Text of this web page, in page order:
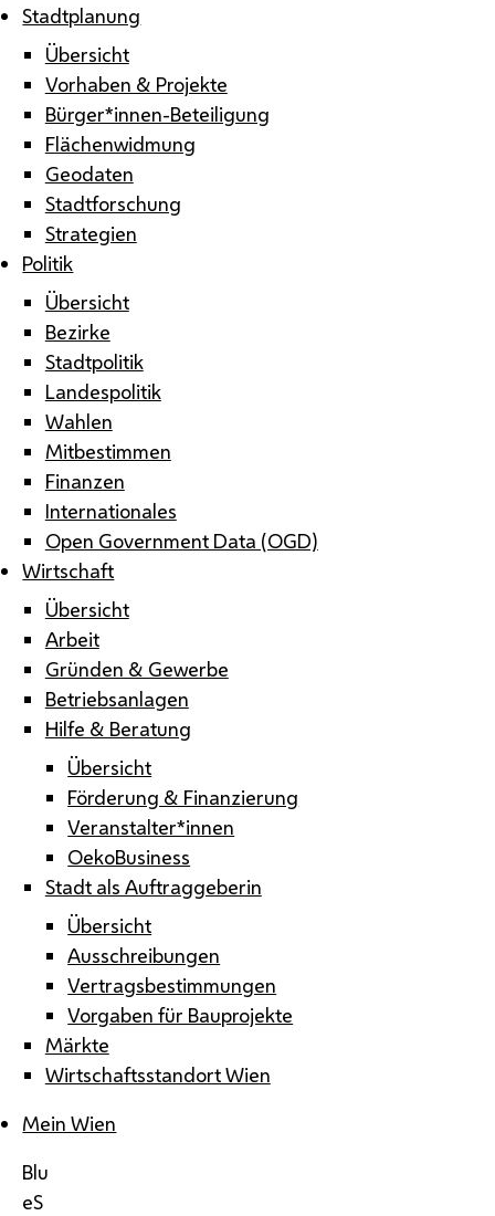
Stadtplanung
Übersicht
Vorhaben & Projekte
Bürger*innen-Beteiligung
Flächenwidmung
Geodaten
Stadtforschung
Strategien
Politik
Übersicht
Bezirke
Stadtpolitik
Landespolitik
Wahlen
Mitbestimmen
Finanzen
Internationales
Open Government Data (OGD)
Wirtschaft
Übersicht
Arbeit
Gründen & Gewerbe
Betriebsanlagen
Hilfe & Beratung
Übersicht
Förderung & Finanzierung
Veranstalter*innen
OekoBusiness
Stadt als Auftraggeberin
Übersicht
Ausschreibungen
Vertragsbestimmungen
Vorgaben für Bauprojekte
Märkte
Wirtschaftsstandort Wien
Mein Wien
Blu
eS